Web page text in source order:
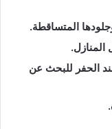
المتساقطة.
.
الحفر للبحث عن
.